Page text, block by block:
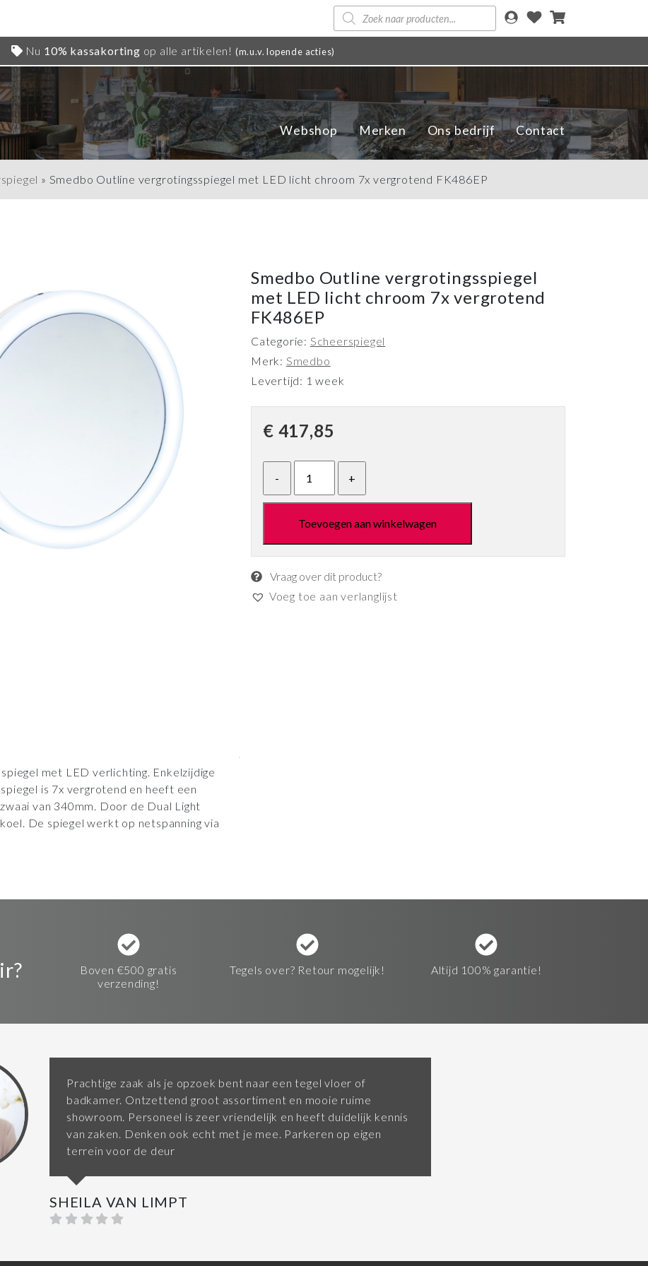
Producten
zoeken
Nu 10% kassakorting op alle artikelen! (m.u.v. lopende acties)
Webshop Merken Ons bedrijf Contact
» Smedbo Outline vergrotingsspiegel met LED licht chroom 7x vergrotend FK486EP
met LED verlichting. Enkelzijdige
is 7x vergrotend en heeft een
van 340mm. Door de Dual Light
De spiegel werkt op netspanning via
Smedbo Outline vergrotingsspiegel
met LED licht chroom 7x vergrotend
FK486EP
Categorie: Scheerspiegel
Merk: Smedbo
Levertijd: 1 week
€ 417,85
Toevoegen aan winkelwagen
Vraag over dit product?
Voeg toe aan verlanglijst
Boven €500 gratis
verzending!
Tegels over? Retour mogelijk! Altijd 100% garantie!
Prachtige zaak als je opzoek bent naar een tegel vloer of
badkamer. Ontzettend groot assortiment en mooie ruime
showroom. Personeel is zeer vriendelijk en heeft duidelijk kennis
van zaken. Denken ook echt met je mee. Parkeren op eigen
terrein voor de deur
SHEILA VAN LIMPT